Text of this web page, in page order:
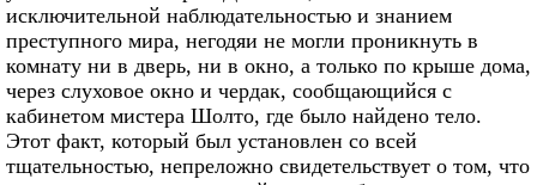
исключительной наблюдательностью и знанием
преступного мира, негодяи не могли проникнуть в
комнату ни в дверь, ни в окно, а только по крыше дома,
через слуховое окно и чердак, сообщающийся с
кабинетом мистера Шолто, где было найдено тело.
Этот факт, который был установлен со всей
тщательностью, непреложно свидетельствует о том, что